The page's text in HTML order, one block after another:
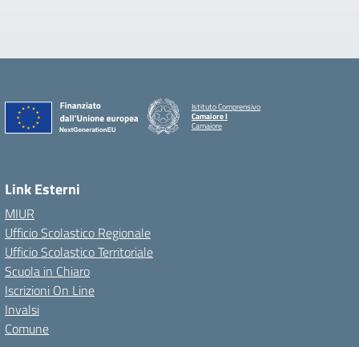
Istituto Comprensivo
Camaiore I
Camaiore
Link Esterni
MIUR
Ufficio Scolastico Regionale
Ufficio Scolastico Territoriale
Scuola in Chiaro
Iscrizioni On Line
Invalsi
Comune